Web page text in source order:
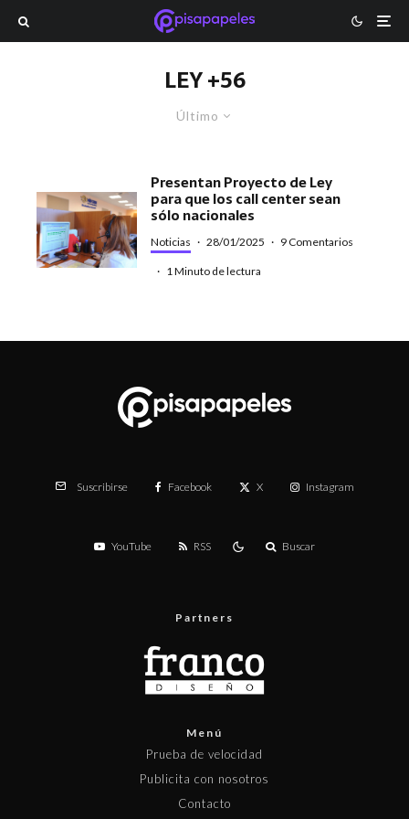
LEY +56
Último
Presentan Proyecto de Ley
para que los call center sean
sólo nacionales
Noticias · 28/01/2025 · 9 Comentarios
· 1 Minuto de lectura
Suscribirse Facebook X Instagram
YouTube RSS Buscar
Partners
Menú
Prueba de velocidad
Publicita con nosotros
Contacto